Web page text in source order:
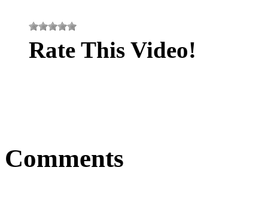
Rate This Video!
Comments